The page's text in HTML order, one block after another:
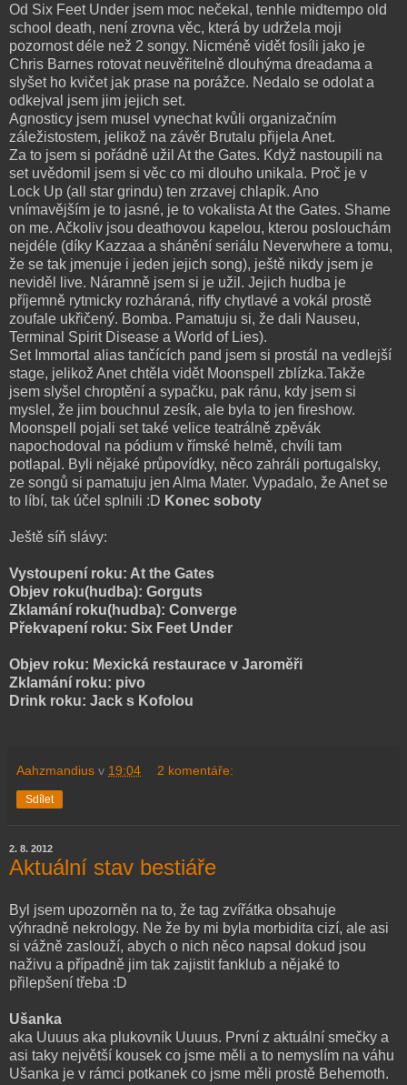
Od Six Feet Under jsem moc nečekal, tenhle midtempo old
school death, není zrovna věc, která by udržela moji
pozornost déle než 2 songy. Nicméně vidět fosíli jako je
Chris Barnes rotovat neuvěřitelně dlouhýma dreadama a
slyšet ho kvičet jak prase na porážce. Nedalo se odolat a
odkejval jsem jim jejich set.
Agnosticy jsem musel vynechat kvůli organizačním
záležistostem, jelikož na závěr Brutalu přijela Anet.
Za to jsem si pořádně užil At the Gates. Když nastoupili na
set uvědomil jsem si věc co mi dlouho unikala. Proč je v
Lock Up (all star grindu) ten zrzavej chlapík. Ano
vnímavějším je to jasné, je to vokalista At the Gates. Shame
on me. Ačkoliv jsou deathovou kapelou, kterou poslouchám
nejdéle (díky Kazzaa a shánění seriálu Neverwhere a tomu,
že se tak jmenuje i jeden jejich song), ještě nikdy jsem je
neviděl live. Náramně jsem si je užil. Jejich hudba je
příjemně rytmicky rozháraná, riffy chytlavé a vokál prostě
zoufale ukřičený. Bomba. Pamatuju si, že dali Nauseu,
Terminal Spirit Disease a World of Lies).
Set Immortal alias tančících pand jsem si prostál na vedlejší
stage, jelikož Anet chtěla vidět Moonspell zblízka.Takže
jsem slyšel chroptění a sypačku, pak ránu, kdy jsem si
myslel, že jim bouchnul zesík, ale byla to jen fireshow.
Moonspell pojali set také velice teatrálně zpěvák
napochodoval na pódium v římské helmě, chvíli tam
potlapal. Byli nějaké průpovídky, něco zahráli portugalsky,
ze songů si pamatuju jen Alma Mater. Vypadalo, že Anet se
to líbí, tak účel splnili :D Konec soboty
Ještě síň slávy:
Vystoupení roku: At the Gates
Objev roku(hudba): Gorguts
Zklamání roku(hudba): Converge
Překvapení roku: Six Feet Under
Objev roku: Mexická restaurace v Jaroměři
Zklamání roku: pivo
Drink roku: Jack s Kofolou
Aahzmandius v 19:04 2 komentáře:
Sdílet
2. 8. 2012
Aktuální stav bestiáře
Byl jsem upozorněn na to, že tag zvířátka obsahuje
výhradně nekrology. Ne že by mi byla morbidita cizí, ale asi
si vážně zaslouží, abych o nich něco napsal dokud jsou
naživu a případně jim tak zajistit fanklub a nějaké to
přilepšení třeba :D
Ušanka
aka Uuuus aka plukovník Uuuus. První z aktuální smečky a
asi taky největší kousek co jsme měli a to nemyslím na váhu
Ušanka je v rámci potkanek co jsme měli prostě Behemoth.